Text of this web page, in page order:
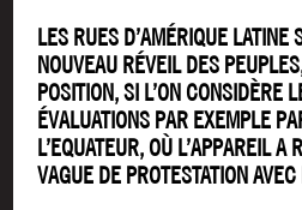
LES RUES D’AMÉRIQUE
NOUVEAU RÉVEIL DES
POSITION, SI L’ON CONSIDÈRE
ÉVALUATIONS PAR EXEMPLE
L’EQUATEUR, OÙ L’APPAREIL A
VAGUE DE PROTESTATION